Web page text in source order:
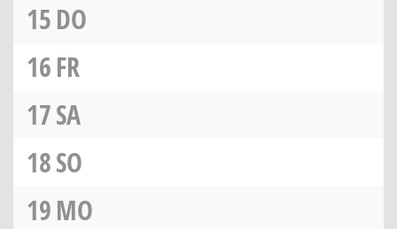
15DO
16FR
17SA
18SO
19MO